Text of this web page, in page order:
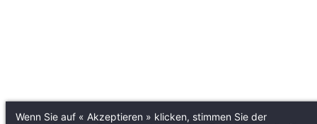
Wenn Sie auf « Akzeptieren » klicken, stimmen Sie der